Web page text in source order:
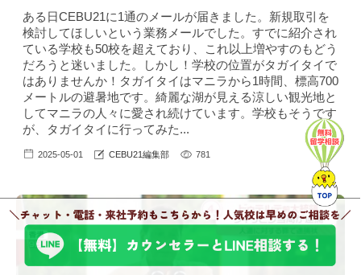
ある日CEBU21に1通のメールが届きました。新規取引を
検討してほしいという業務メールでした。すでに紹介され
ている学校も50校を超えており、これ以上増やすのもどう
だろうと迷いました。しかし！学校の位置がタガイタイで
はありませんか！タガイタイはマニラから1時間、標高700
メートルの避暑地です。綺麗な湖が見える涼しい観光地と
してマニラの人々に愛され続けています。学校もそうです
が、タガイタイに行ってみた...
2025-05-01 CEBU21編集部 781